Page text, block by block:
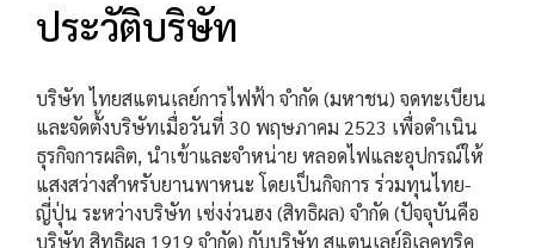
ประวัติบริษัท
บริษัท ไทยสแตนเลย์การไฟฟ้า จำกัด (มหาชน) จดทะเบียน
และจัดตั้งบริษัทเมื่อวันที่ 30 พฤษภาคม 2523 เพื่อดำเนิน
ธุรกิจการผลิต, นำเข้าและจำหน่าย หลอดไฟและอุปกรณ์ให้
แสงสว่างสำหรับยานพาหนะ โดยเป็นกิจการ ร่วมทุนไทย-
ญี่ปุ่น ระหว่างบริษัท เซ่งง่วนฮง (สิทธิผล) จำกัด (ปัจจุบันคือ
บริษัท สิทธิผล 1919 จำกัด) กับบริษัท สแตนเลย์อิเลคทริค